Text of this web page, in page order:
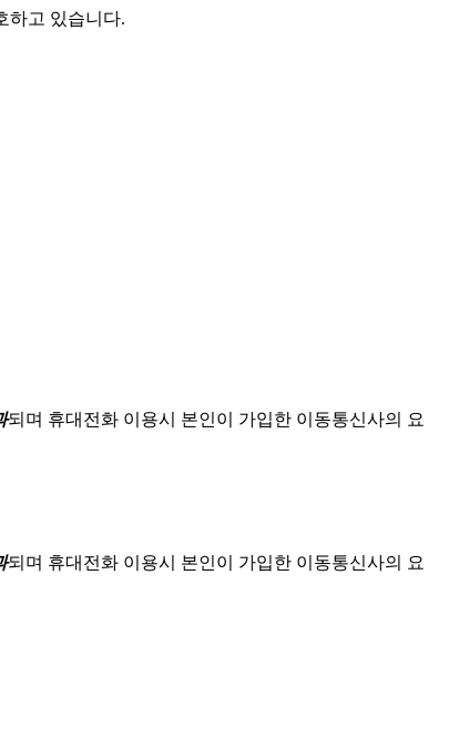
하고 있습니다.
되며 휴대전화 이용시 본인이 가입한 이동통신사의 요
되며 휴대전화 이용시 본인이 가입한 이동통신사의 요